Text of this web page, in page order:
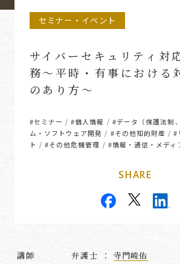
セミナー・イベント
サイバーセキュリティ対
務～平時・有事における
のあり方～
#セミナー /#個人情報 / #データ（保護法制
ム・ソフトウェア開発 / #その他知的財産 /#
ト / #その他危機管理 / #情報・通信・メディ
SHARE
講師 弁護士 ： 寺門峻佑